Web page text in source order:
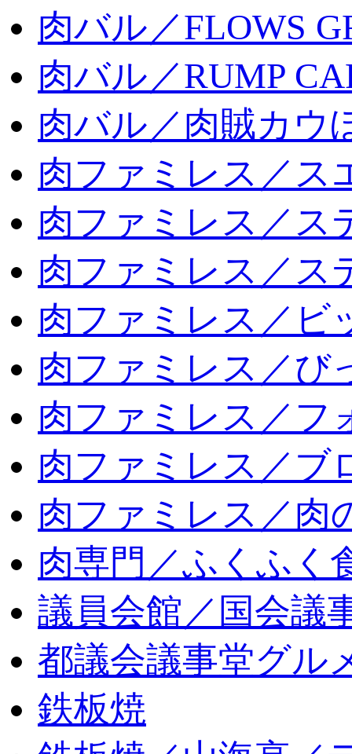
肉バル／FLOWS
肉バル／RUMP
肉バル／肉賊カウ
肉ファミレス／ス
肉ファミレス／ス
肉ファミレス／ス
肉ファミレス／ビ
肉ファミレス／び
肉ファミレス／フ
肉ファミレス／ブ
肉ファミレス／肉
肉専門／ふくふく
議員会館／国会議
都議会議事堂グル
鉄板焼